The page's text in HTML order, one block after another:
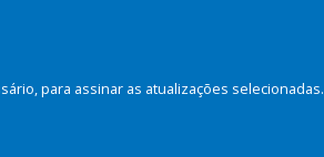
para assinar as atualizações selecionadas.